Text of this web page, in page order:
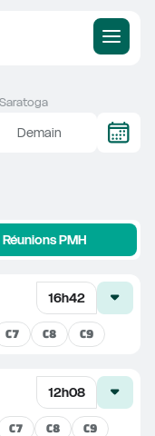
Demain
Réunions PMH
16h42
C7 C8 C9
12h08
C7 C8 C9